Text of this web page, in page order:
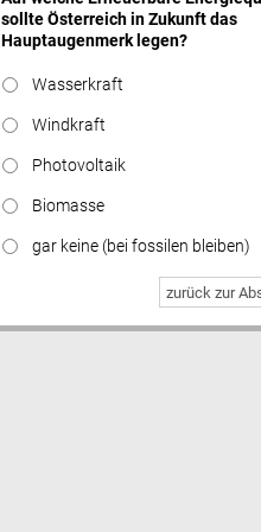
sollte Österreich in Zukunft das
Hauptaugenmerk legen?
Wasserkraft
Windkraft
Photovoltaik
Biomasse
gar keine (bei fossilen bleiben)
zurück zur